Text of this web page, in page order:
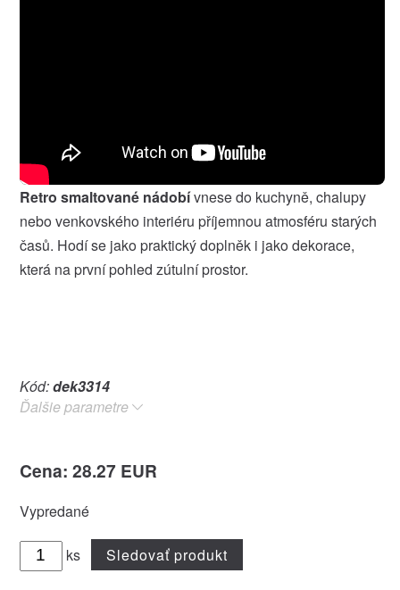
Retro smaltované nádobívnese do kuchyně, chalupy
nebo venkovského interiéru příjemnou atmosféru starých
časů. Hodí se jako praktický doplněk i jako dekorace,
která na první pohled zútulní prostor.
Kód:dek3314
Ďalšie parametre
Cena: 28.27 EUR
Vypredané
ks Sledovať produkt